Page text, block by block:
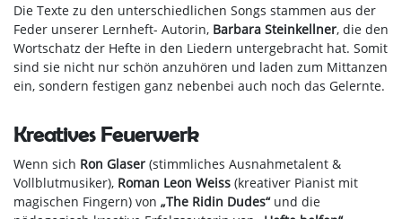
Die Texte zu den unterschiedlichen Songs stammen aus der
Feder unserer Lernheft- Autorin, Barbara Steinkellner, die den
Wortschatz der Hefte in den Liedern untergebracht hat. Somit
sind sie nicht nur schön anzuhören und laden zum Mittanzen
ein, sondern festigen ganz nebenbei auch noch das Gelernte.
Kreatives Feuerwerk
Wenn sich Ron Glaser (stimmliches Ausnahmetalent &
Vollblutmusiker), Roman Leon Weiss (kreativer Pianist mit
magischen Fingern) von „The Ridin Dudes“und die